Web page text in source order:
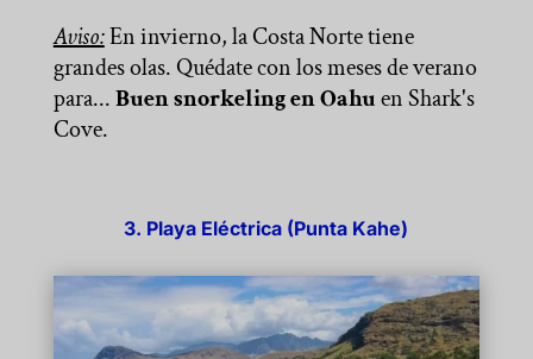
Aviso:En invierno, la Costa Norte tiene
grandes olas. Quédate con los meses de verano
para...Buen snorkeling en Oahuen Shark's
Cove.
3. Playa Eléctrica (Punta Kahe)